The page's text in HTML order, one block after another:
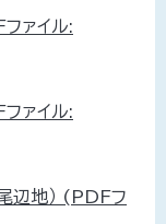
ァイル:
ァイル:
辺地） (PDFフ